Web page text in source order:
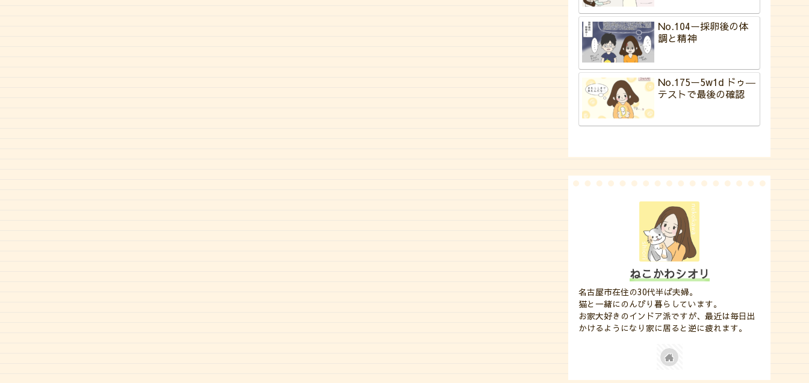
No.104ー採卵後の体
調と精神
No.175ー5w1d ドゥ―
テストで最後の確認
ねこかわシオリ
名古屋市在住の30代半ば夫婦。
猫と一緒にのんびり暮らしています。
お家大好きのインドア派ですが、最近は毎日出
かけるようになり家に居ると逆に疲れます。